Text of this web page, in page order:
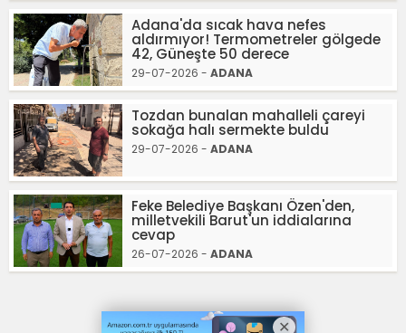
Adana'da sıcak hava nefes
aldırmıyor! Termometreler gölgede
42, Güneşte 50 derece
29-07-2026 - ADANA
Tozdan bunalan mahalleli çareyi
sokağa halı sermekte buldu
29-07-2026 - ADANA
Feke Belediye Başkanı Özen'den,
milletvekili Barut'un iddialarına
cevap
26-07-2026 - ADANA